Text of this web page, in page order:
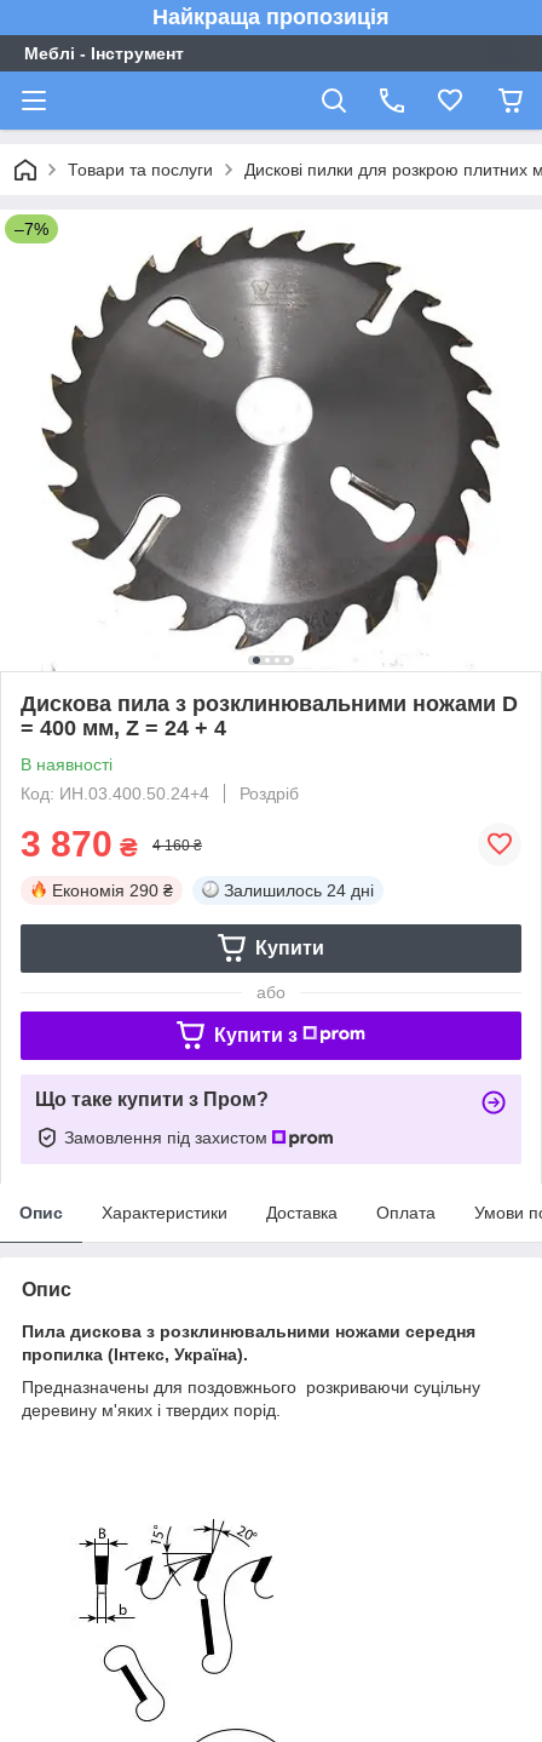
Найкраща пропозиція
Меблі - Інструмент
Товари та послуги Дискові пилки для розкрою плитних
–7%
Дискова пила з розклинювальними ножами D
= 400 мм, Z = 24 + 4
В наявності
Код: ИН.03.400.50.24+4
Роздріб
3 870 ₴ 4 160 ₴
Економія 290 ₴ Залишилось 24 дні
Купити
або
Купити з
Що таке купити з Пром?
Замовлення під захистом
Опис Характеристики Доставка Оплата Умови
Опис
Пила дискова з розклинювальними ножами середня
пропилка (Інтекс, Україна).
Предназначены для поздовжнього розкриваючи суцільну
деревину м'яких і твердих порід.